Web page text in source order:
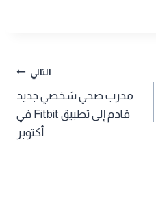
التالي
مدرب صحي شخصي جديد
قادم إلى تطبيق Fitbit في
أكتوبر